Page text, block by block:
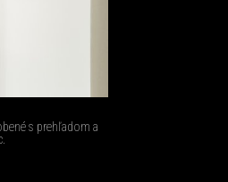
s prehľadom a